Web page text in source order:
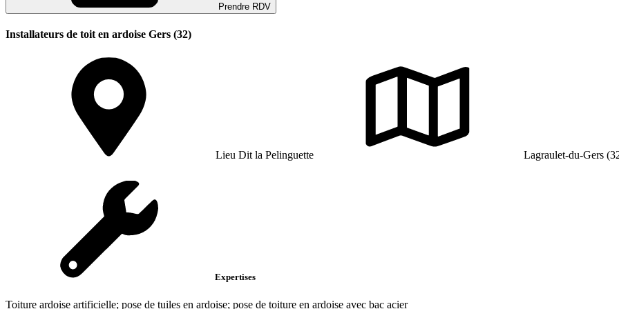
Prendre RDV
Installateurs de toit en ardoise Gers (32)
Lieu Dit la Pelinguette Lagraulet-du-Gers
Expertises
Toiture ardoise artificielle; pose de tuiles en ardoise; pose de toiture en ardoise avec bac acier